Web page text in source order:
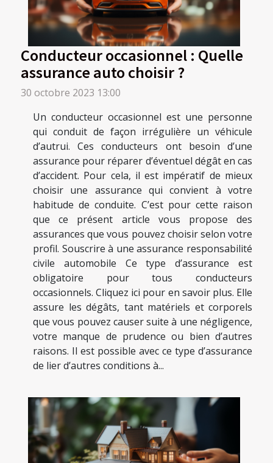
Conducteur occasionnel : Quelle
assurance auto choisir ?
30 octobre 2023 13:00
Un conducteur occasionnel est une personne
qui conduit de façon irrégulière un véhicule
d’autrui. Ces conducteurs ont besoin d’une
assurance pour réparer d’éventuel dégât en cas
d’accident. Pour cela, il est impératif de mieux
choisir une assurance qui convient à votre
habitude de conduite. C’est pour cette raison
que ce présent article vous propose des
assurances que vous pouvez choisir selon votre
profil. Souscrire à une assurance responsabilité
civile automobile Ce type d’assurance est
obligatoire pour tous conducteurs
occasionnels. Cliquez ici pour en savoir plus. Elle
assure les dégâts, tant matériels et corporels
que vous pouvez causer suite à une négligence,
votre manque de prudence ou bien d’autres
raisons. Il est possible avec ce type d’assurance
de lier d’autres conditions à...